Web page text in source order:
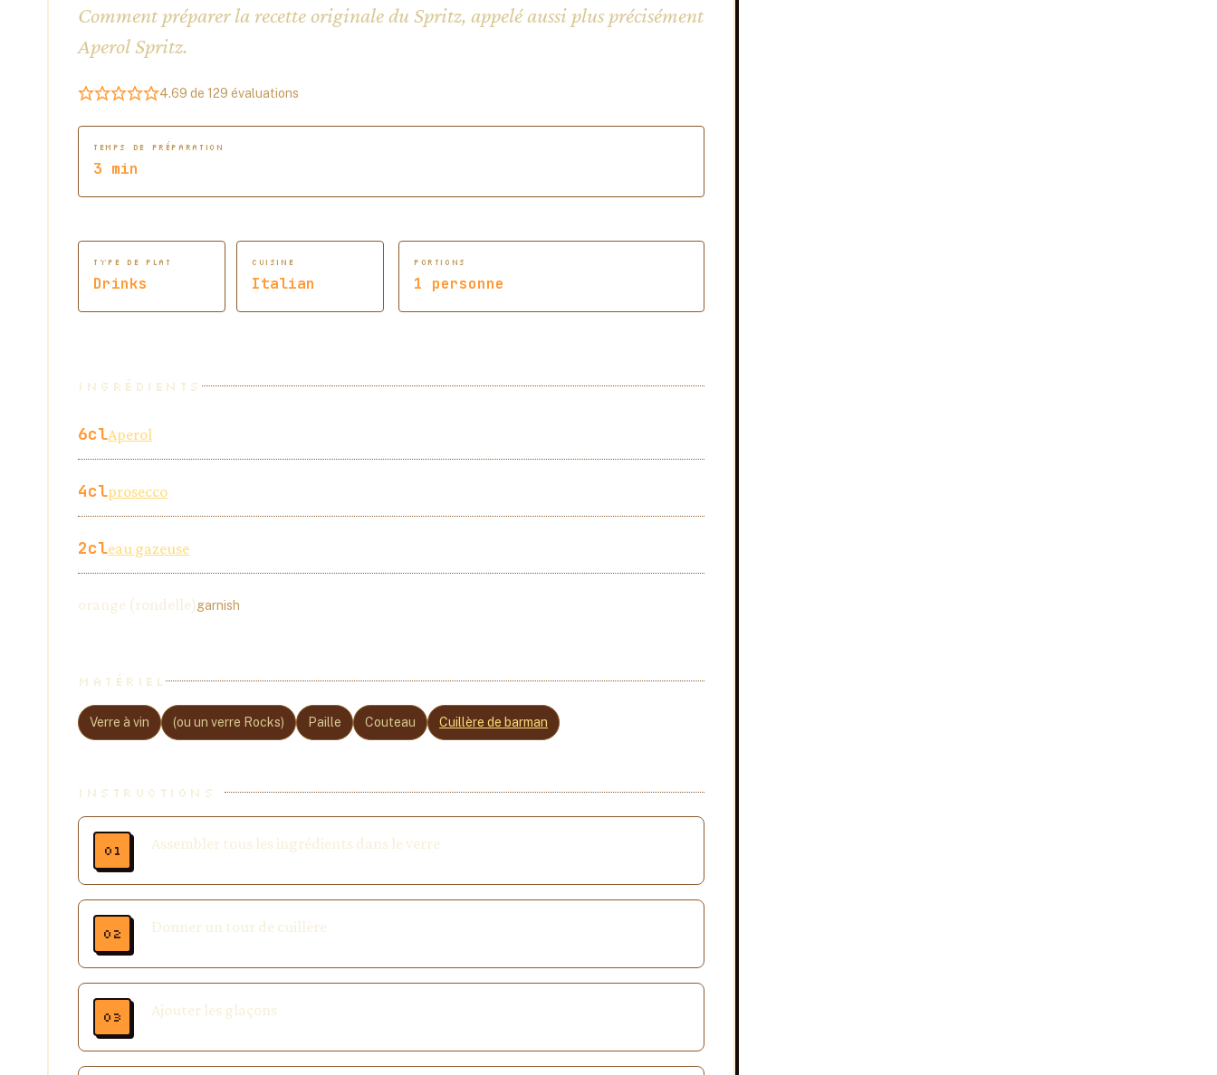
Comment préparer la recette originale du Spritz, appelé aussi plus précisément
Aperol Spritz.
4.69 de 129 évaluations
TEMPS DE PRÉPARATION
3 minutes
min
TYPE DE PLAT
Drinks
CUISINE
Italian
PORTIONS
1 personne
INGRÉDIENTS
6clAperol
4clprosecco
2cleau gazeuse
orange (rondelle)garnish
MATÉRIEL
Verre à vin (ou un verre Rocks) Paille Couteau Cuillère de barman
INSTRUCTIONS
Assembler tous les ingrédients dans le verre
Donner un tour de cuillère
Ajouter les glaçons